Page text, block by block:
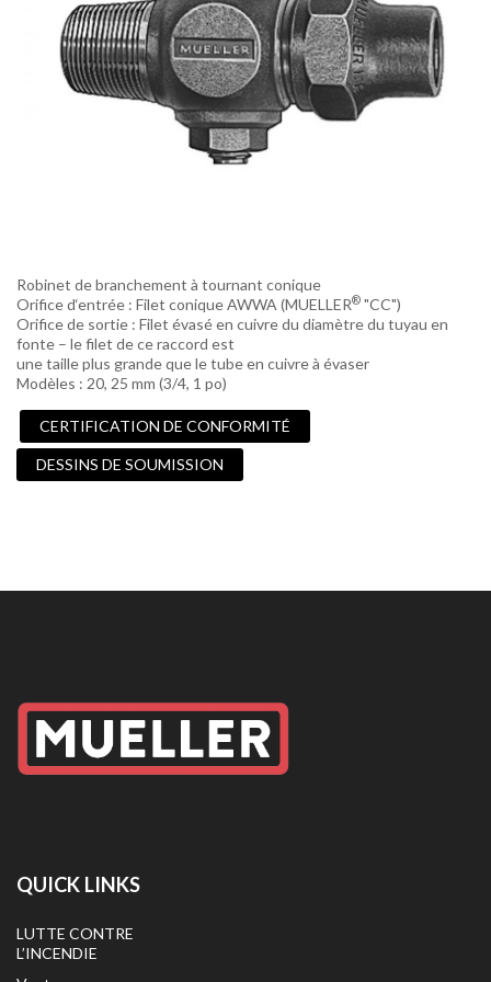
Robinet de branchement à tournant conique
Orifice d‘entrée : Filet conique AWWA (MUELLER® "CC")
Orifice de sortie : Filet évasé en cuivre du diamètre du tuyau en
fonte – le filet de ce raccord est
une taille plus grande que le tube en cuivre à évaser
Modèles : 20, 25 mm (3/4, 1 po)
CERTIFICATION DE CONFORMITÉ
DESSINS DE SOUMISSION
QUICK LINKS
LUTTE CONTRE
L’INCENDIE